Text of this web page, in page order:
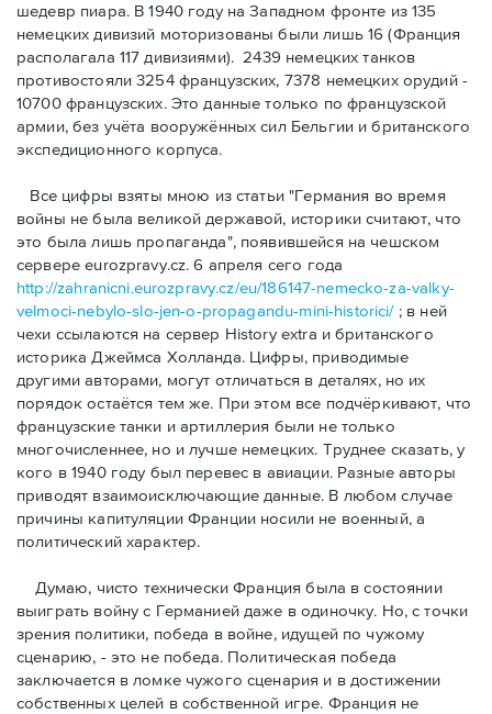
шедевр пиара. В 1940 году на Западном фронте из 135
немецких дивизий моторизованы были лишь 16 (Франция
располагала 117 дивизиями). 2439 немецких танков
противостояли 3254 французских, 7378 немецких орудий -
10700 французских. Это данные только по французской
армии, без учёта вооружённых сил Бельгии и британского
экспедиционного корпуса.
Bсе цифры взяты мною из статьи "Германия во время
войны не была великой державой, историки считают, что
это была лишь пропаганда", появившейся на чешском
сервере eurozpravy.cz. 6 апреля сего года
http://zahranicni.eurozpravy.cz/eu/186147-nemecko-za-valky-
velmoci-nebylo-slo-jen-o-propagandu-mini-historici/; в ней
чехи ссылаются на сервер History extra и британского
историка Джеймса Холланда. Цифры, привoдимые
другими авторами, могут отличаться в деталях, но их
порядок остаётся тем же. При этом все подчёркивают, что
французские танки и артиллерия были не только
многочисленнее, но и лучше немецких. Труднее сказать, у
кого в 1940 году был перевес в авиации. Разные авторы
приводят взаимоисключающие данные. В любом случае
причины капитуляции Франции носили не военный, а
политический характер.
Думаю, чисто технически Франция была в состоянии
выиграть войну с Германией даже в одиночку. Но, с точки
зрения политики, победа в войне, идущей по чужому
сценарию, - это не победа. Политическая победа
заключается в ломке чужого сценария и в достижении
собственных целей в собственной игре. Франция не